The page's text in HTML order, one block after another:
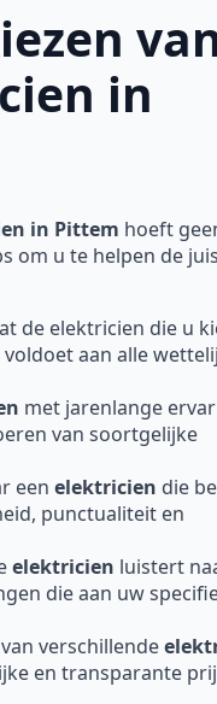
in
in Pittem hoeft
om u te helpen de
de elektricien die u
aan alle
met jarenlange
van soortgelijke
een elektricien die
punctualiteit en
elektricien luistert
die aan uw
verschillende
en transparante